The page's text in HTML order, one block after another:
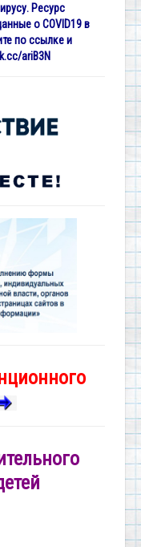
Ресурс
о COVID19 в
по ссылке и
ariB3N